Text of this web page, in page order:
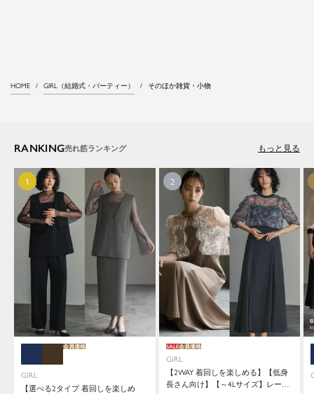
HOME GIRL（結婚式・パーティー） そのほか雑貨・小物
RANKING もっと見る
GIRL
【選べる2タイプ 着回しを楽しめ
会員価格
GIRL
【2WAY 着回しを楽しめる】【低身
長さん向け】【～4Lサイズ】レース
SALE会員価格